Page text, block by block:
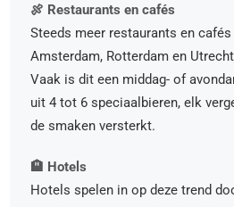
🍖 Restaurants en cafés
Steeds meer restaurants en
Amsterdam, Rotterdam en
Vaak is dit een middag- of
uit 4 tot 6 speciaalbieren, elk
de smaken versterkt.
🏨 Hotels
Hotels spelen in op deze trend